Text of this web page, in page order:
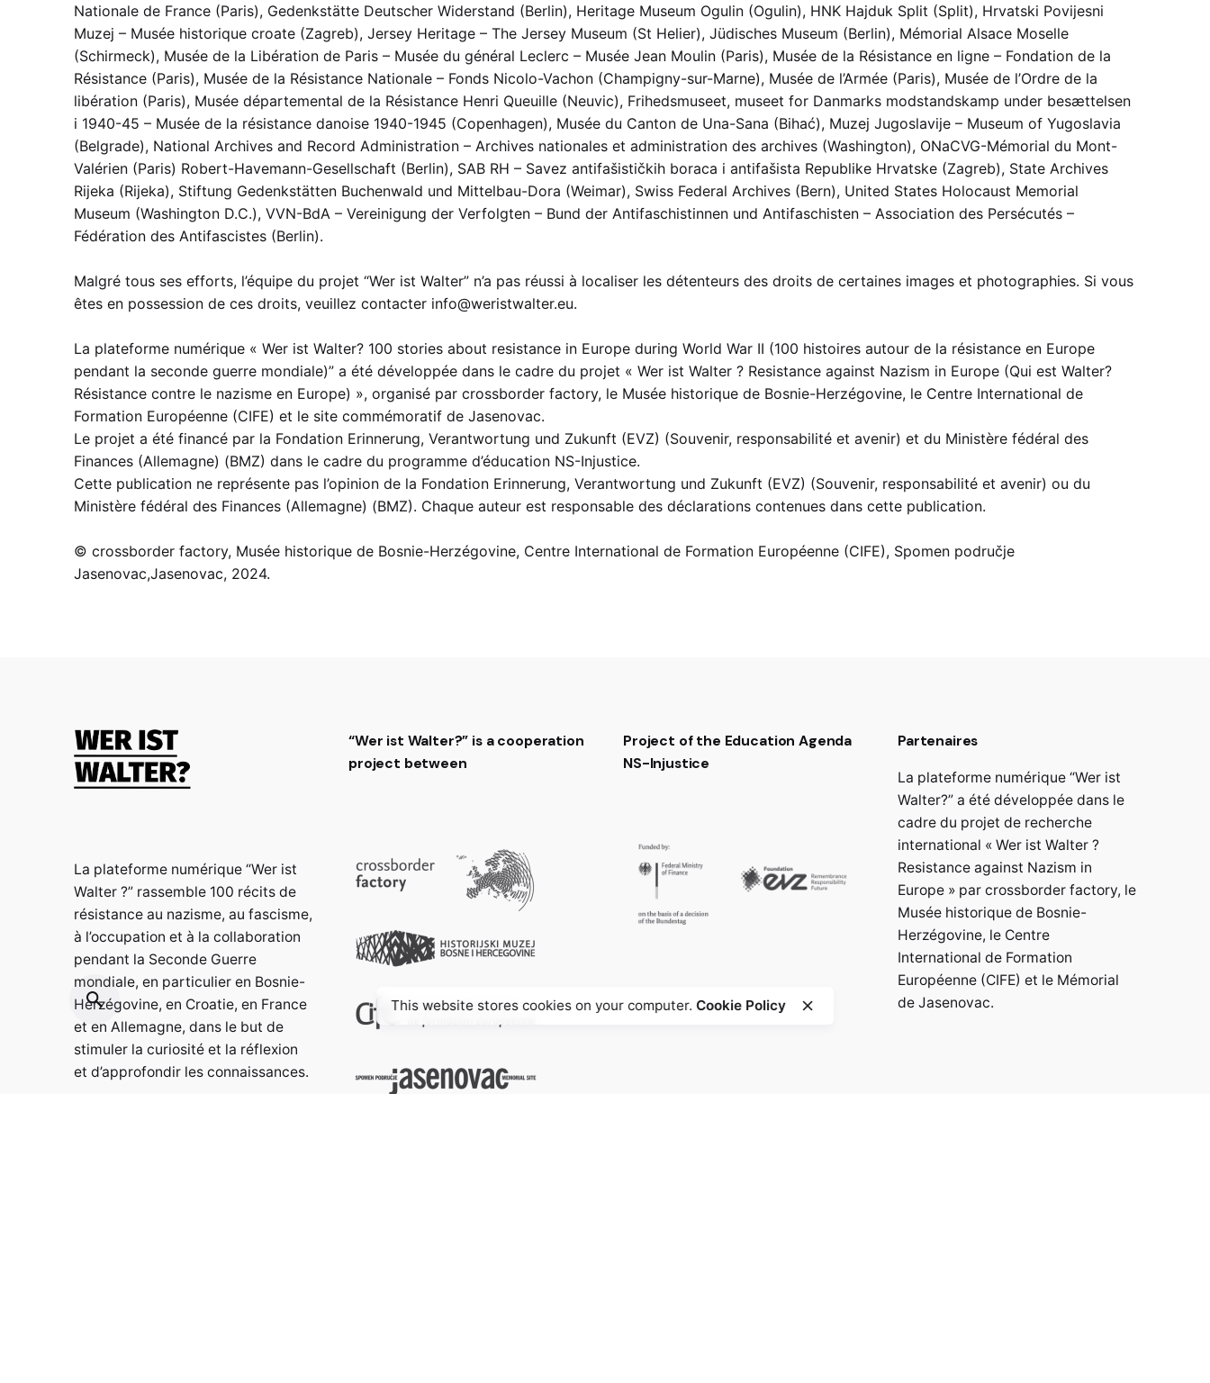
Nationale de France (Paris), Gedenkstätte Deutscher Widerstand (Berlin), Heritage Museum Ogulin (Ogulin), HNK Hajduk Split (Split), Hrvatski Povijesni
Muzej – Musée historique croate (Zagreb), Jersey Heritage – The Jersey Museum (St Helier), Jüdisches Museum (Berlin), Mémorial Alsace Moselle
(Schirmeck), Musée de la Libération de Paris – Musée du général Leclerc – Musée Jean Moulin (Paris), Musée de la Résistance en ligne – Fondation de la
Résistance (Paris), Musée de la Résistance Nationale – Fonds Nicolo-Vachon (Champigny-sur-Marne), Musée de l’Armée (Paris), Musée de l’Ordre de la
libération (Paris), Musée départemental de la Résistance Henri Queuille (Neuvic), Frihedsmuseet, museet for Danmarks modstandskamp under besættelsen
i 1940-45 – Musée de la résistance danoise 1940-1945 (Copenhagen), Musée du Canton de Una-Sana (Bihać), Muzej Jugoslavije – Museum of Yugoslavia
(Belgrade), National Archives and Record Administration – Archives nationales et administration des archives (Washington), ONaCVG-Mémorial du Mont-
Valérien (Paris) Robert-Havemann-Gesellschaft (Berlin), SAB RH – Savez antifašističkih boraca i antifašista Republike Hrvatske (Zagreb), State Archives
Rijeka (Rijeka), Stiftung Gedenkstätten Buchenwald und Mittelbau-Dora (Weimar), Swiss Federal Archives (Bern), United States Holocaust Memorial
Museum (Washington D.C.), VVN-BdA – Vereinigung der Verfolgten – Bund der Antifaschistinnen und Antifaschisten – Association des Persécutés –
Fédération des Antifascistes (Berlin).
Malgré tous ses efforts, l’équipe du projet “Wer ist Walter” n’a pas réussi à localiser les détenteurs des droits de certaines images et photographies. Si vous
êtes en possession de ces droits, veuillez contacter info@weristwalter.eu.
La plateforme numérique « Wer ist Walter? 100 stories about resistance in Europe during World War II (100 histoires autour de la résistance en Europe
pendant la seconde guerre mondiale)” a été développée dans le cadre du projet « Wer ist Walter ? Resistance against Nazism in Europe (Qui est Walter?
Résistance contre le nazisme en Europe) », organisé par crossborder factory, le Musée historique de Bosnie-Herzégovine, le Centre International de
Formation Européenne (CIFE) et le site commémoratif de Jasenovac.
Le projet a été financé par la Fondation Erinnerung, Verantwortung und Zukunft (EVZ) (Souvenir, responsabilité et avenir) et du Ministère fédéral des
Finances (Allemagne) (BMZ) dans le cadre du programme d’éducation NS-Injustice.
Cette publication ne représente pas l’opinion de la Fondation Erinnerung, Verantwortung und Zukunft (EVZ) (Souvenir, responsabilité et avenir) ou du
Ministère fédéral des Finances (Allemagne) (BMZ). Chaque auteur est responsable des déclarations contenues dans cette publication.
© crossborder factory, Musée historique de Bosnie-Herzégovine, Centre International de Formation Européenne (CIFE), Spomen područje
Jasenovac,Jasenovac, 2024.
La plateforme numérique “Wer ist
Walter ?” rassemble 100 récits de
résistance au nazisme, au fascisme,
à l’occupation et à la collaboration
pendant la Seconde Guerre
mondiale, en particulier en Bosnie-
Herzégovine, en Croatie, en France
et en Allemagne, dans le but de
stimuler la curiosité et la réflexion
et d’approfondir les connaissances.
“Wer ist Walter?” is a cooperation
project between
Project of the Education Agenda
NS-Injustice
Partenaires
La plateforme numérique “Wer ist
Walter?” a été développée dans le
cadre du projet de recherche
international « Wer ist Walter ?
Resistance against Nazism in
Europe » par crossborder factory, le
Musée historique de Bosnie-
Herzégovine, le Centre
International de Formation
Européenne (CIFE) et le Mémorial
de Jasenovac.
This website stores cookies on your computer.Cookie Policy